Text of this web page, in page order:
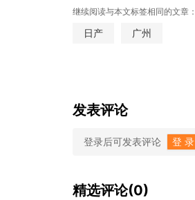
继续阅读与本文标签相同的文章：
日产 广州
发表评论
登录后可发表评论 登 录
精选评论(0)